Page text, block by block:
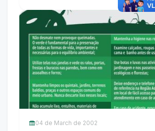
04 de March de 2002